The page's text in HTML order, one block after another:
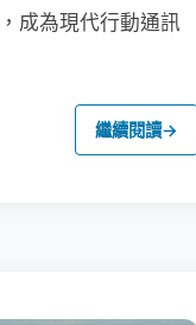
成為現代行動通訊
繼續閱讀→